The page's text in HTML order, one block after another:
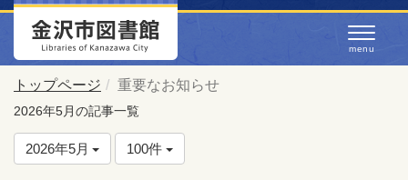
トップページ 重要なお知らせ
2026年5月の記事一覧
2026年5月 100件